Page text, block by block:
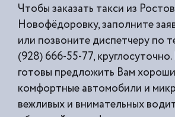
Чтобы заказать такси из
Новофёдоровку, заполните
или позвоните диспетчеру по
(928) 666-55-77,
готовы предложить Вам
комфортные автомобили и
вежливых и внимательных